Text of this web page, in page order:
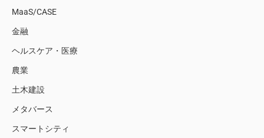
MaaS/CASE
金融
ヘルスケア・医療
農業
土木建設
メタバース
スマートシティ